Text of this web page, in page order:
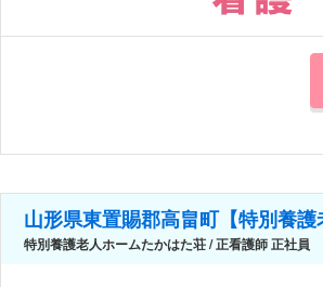
山形県東置賜郡高畠町【特別養
特別養護老人ホームたかはた荘 / 正看護師 正社員